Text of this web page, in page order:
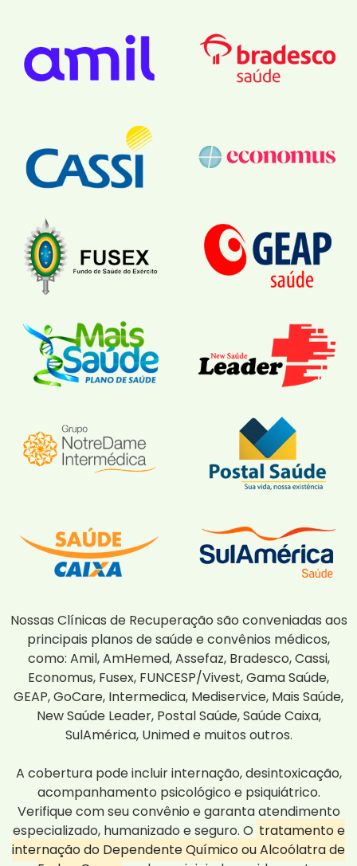
Nossas Clínicas de Recuperação são conveniadas aos
principais planos de saúde e convênios médicos,
como: Amil, AmHemed, Assefaz, Bradesco, Cassi,
Economus, Fusex, FUNCESP/Vivest, Gama Saúde,
GEAP, GoCare, Intermedica, Mediservice, Mais Saúde,
New Saúde Leader, Postal Saúde, Saúde Caixa,
SulAmérica, Unimed e muitos outros.
A cobertura pode incluir internação, desintoxicação,
acompanhamento psicológico e psiquiátrico.
Verifique com seu convênio e garanta atendimento
especializado, humanizado e seguro. O tratamento e
internação do Dependente Químico ou Alcoólatra de